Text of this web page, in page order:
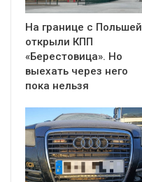
На границе с Польшей
открыли КПП
«Берестовица». Но
выехать через него
пока нельзя